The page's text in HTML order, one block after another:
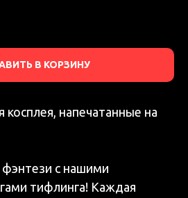
В КОРЗИНУ
косплея, напечатанные на
фэнтези с нашими
тифлинга! Каждая